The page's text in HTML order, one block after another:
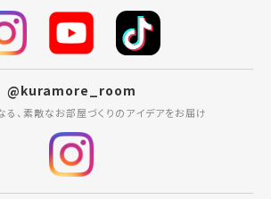
@kuramore_room
る、素敵なお部屋づくりのアイデアをお届け